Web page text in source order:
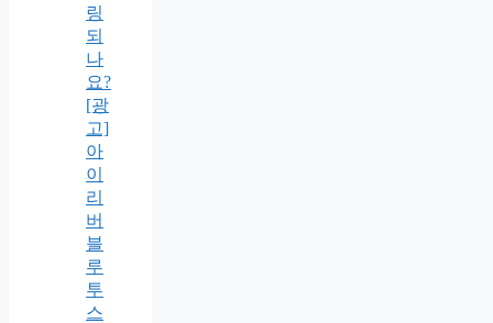
링
되
나
요?
[광
고]
아
이
리
버
블
루
투
스